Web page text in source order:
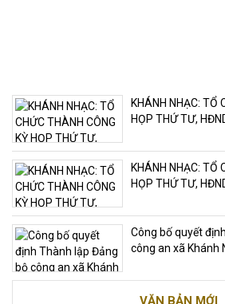
KHÁNH NHẠC: TỔ
HỌP THỨ TƯ,
KHÁNH NHẠC: TỔ
HỌP THỨ TƯ,
Công bố quyết
công an xã Khánh
VĂN BẢN MỚI